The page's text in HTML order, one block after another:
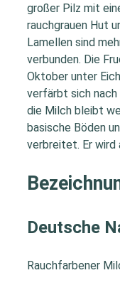
großer Pilz mit
rauchgrauen Hut
Lamellen sind
verbunden. Die
Oktober unter
verfärbt sich
die Milch bleibt
basische Böden
verbreitet. Er wird
Deutsche
Rauchfarbener